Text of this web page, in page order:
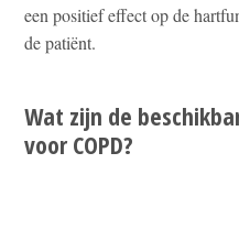
een positief effect op de
de patiënt.
Wat zijn de
voor COPD?